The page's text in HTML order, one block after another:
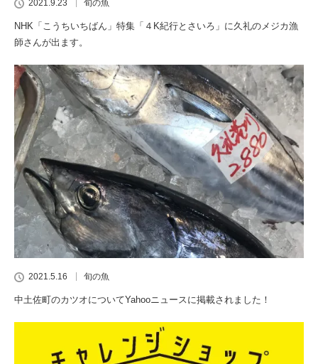
2021.9.23 旬の魚
NHK「こうちいちばん」特集「４K紀行とさいろ」に久礼のメジカ漁
師さんが出ます。
2021.5.16 旬の魚
中土佐町のカツオについてYahooニュースに掲載されました！